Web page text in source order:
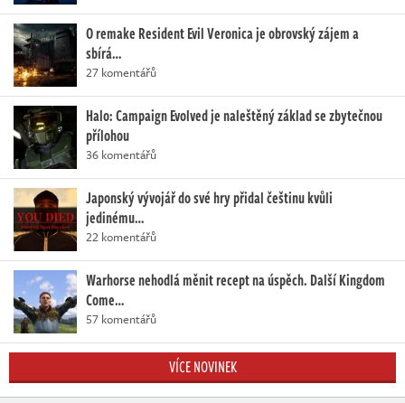
O remake Resident Evil Veronica je obrovský zájem a
sbírá…
27 komentářů
Halo: Campaign Evolved je naleštěný základ se zbytečnou
přílohou
36 komentářů
Japonský vývojář do své hry přidal češtinu kvůli
jedinému…
22 komentářů
Warhorse nehodlá měnit recept na úspěch. Další Kingdom
Come…
57 komentářů
VÍCE NOVINEK